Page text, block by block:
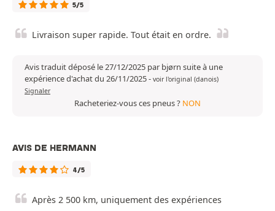
5/5
Livraison super rapide. Tout était en ordre.
Avis traduit déposé le 27/12/2025 par bjørn suite à une
expérience d'achat du 26/11/2025- voir l'original (danois)
Signaler
Racheteriez-vous ces pneus ? NON
AVIS DE HERMANN
4/5
Après 2 500 km, uniquement des expériences